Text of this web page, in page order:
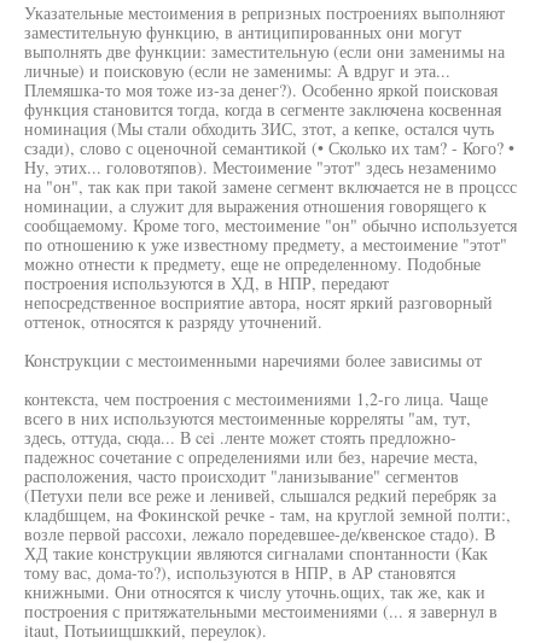
Указательные местоимения в репризных построениях выполняют
заместительную функцию, в антиципированных они могут
выполнять две функции: заместительную (если они заменимы на
личные) и поисковую (если не заменимы: А вдруг и эта...
Племяшка-то моя тоже из-за денег?). Особенно яркой поисковая
функция становится тогда, когда в сегменте заключена косвенная
номинация (Мы стали обходить ЗИС, зтот, а кепке, остался чуть
сзади), слово с оценочной семантикой (• Сколько их там? - Кого? •
Ну, этих... головотяпов). Местоимение "этот" здесь незаменимо
на "он", так как при такой замене сегмент включается не в процссс
номинации, а служит для выражения отношения говорящего к
сообщаемому. Кроме того, местоимение "он" обычно используется
по отношению к уже известному предмету, а местоимение "этот"
можно отнести к предмету, еще не определенному. Подобные
построения используются в ХД, в НПР, передают
непосредственное восприятие автора, носят яркий разговорный
оттенок, относятся к разряду уточнений.
Конструкции с местоименными наречиями более зависимы от
контекста, чем построения с местоимениями 1,2-го лица. Чаще
всего в них используются местоименные корреляты "ам, тут,
здесь, оттуда, сюда... В cei .ленте может стоять предложно-
падежнос сочетание с определениями или без, наречие места,
расположения, часто происходит "ланизывание" сегментов
(Петухи пели все реже и ленивей, слышался редкий перебряк за
кладбшцем, на Фокинской речке - там, на круглой земной полти:,
возле первой рассохи, лежало поредевшее-де/квенское стадо). В
ХД такие конструкции являются сигналами спонтанности (Как
тому вас, дома-то?), используются в НПР, в АР становятся
книжными. Они относятся к числу уточнь.ощих, так же, как и
построения с притяжательными местоимениями (... я завернул в
itaut, Потьиищшккий, переулок).